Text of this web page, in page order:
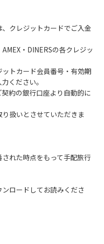
による焚き火、キャンプフ
サウナの設置
川は、上流で雨が降ると短
大変危険な状態になりや
れる事故が数件起きてい
ない。
ばない。
で雨が降らなくても、上
るので、水の濁りに注意
原での遊びを中止する。
民から川についての注意
クレジットカードでご入金
・DINERSの各クレジッ
トカード会員番号・有効期
ください。
約の銀行口座より自動的に
扱いとさせていただきま
れた時点をもって手配旅行
ロードしてお読みくださ